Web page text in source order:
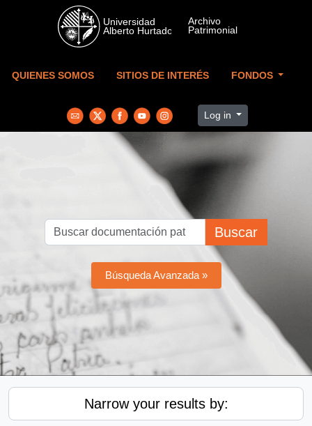
Skip to main content
QUIENES SOMOS SITIOS DE INTERÉS FONDOS
Log in
Buscar
Búsqueda Avanzada »
Narrow your results by: